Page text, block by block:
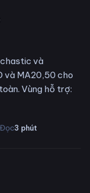
và
và MA20,50 cho
Vùng hỗ trợ:
Đọc3 phút